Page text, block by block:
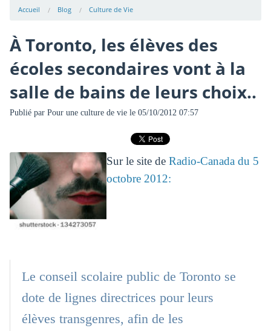
Accueil Blog Culture de Vie
À Toronto, les élèves des
écoles secondaires vont à la
salle de bains de leurs choix..
Publié par Pour une culture de viele 05/10/2012 07:57
Sur le site de Radio-Canada du 5
octobre 2012:
Le conseil scolaire public de Toronto se
dote de lignes directrices pour leurs
élèves transgenres, afin de les